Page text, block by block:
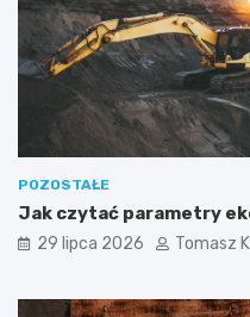
POZOSTAŁE
Jak czytać parametry
29 lipca 2026 Tomasz